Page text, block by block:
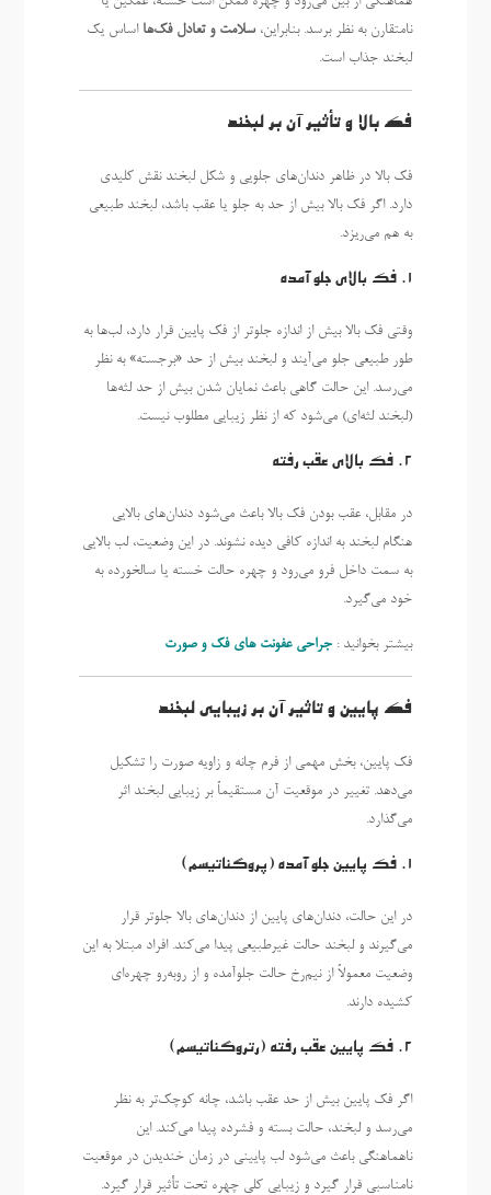
نامتقارن به نظر برسد. بنابراین،سلامت و تعادل فک‌ها اساس یک
لبخند جذاب است.
فک بالا و تأثیر آن بر لبخند
فک بالا در ظاهر دندان‌های جلویی و شکل لبخند نقش کلیدی
دارد. اگر فک بالا بیش از حد به جلو یا عقب باشد، لبخند طبیعی
به هم می‌ریزد.
1. فک بالای جلو آمده
وقتی فک بالا بیش از اندازه جلوتر از فک پایین قرار دارد، لب‌ها به
طور طبیعی جلو می‌آیند و لبخند بیش از حد «برجسته» به نظر
می‌رسد. این حالت گاهی باعث نمایان شدن بیش از حد لثه‌ها
(لبخند لثه‌ای) می‌شود که از نظر زیبایی مطلوب نیست.
2. فک بالای عقب رفته
در مقابل، عقب بودن فک بالا باعث می‌شود دندان‌های بالایی
هنگام لبخند به اندازه کافی دیده نشوند. در این وضعیت، لب بالایی
به سمت داخل فرو می‌رود و چهره حالت خسته یا سالخورده به
خود می‌گیرد.
بیشتر بخوانید : جراحی عفونت های فک و صورت
فک پایین و تاثیر آن بر زیبایی لبخند
فک پایین، بخش مهمی از فرم چانه و زاویه صورت را تشکیل
می‌دهد. تغییر در موقعیت آن مستقیماً بر زیبایی لبخند اثر
می‌گذارد.
1. فک پایین جلو آمده (پروگناتیسم)
در این حالت، دندان‌های پایین از دندان‌های بالا جلوتر قرار
می‌گیرند و لبخند حالت غیرطبیعی پیدا می‌کند. افراد مبتلا به این
وضعیت معمولاً از نیم‌رخ حالت جلوآمده و از روبه‌رو چهره‌ای
کشیده دارند.
2. فک پایین عقب رفته (رتروگناتیسم)
اگر فک پایین بیش از حد عقب باشد، چانه کوچک‌تر به نظر
می‌رسد و لبخند، حالت بسته و فشرده پیدا می‌کند. این
ناهماهنگی باعث می‌شود لب پایینی در زمان خندیدن در موقعیت
نامناسبی قرار گیرد و زیبایی کلی چهره تحت تأثیر قرار گیرد.